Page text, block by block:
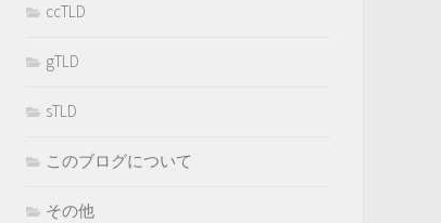
ccTLD
gTLD
sTLD
このブログについて
その他